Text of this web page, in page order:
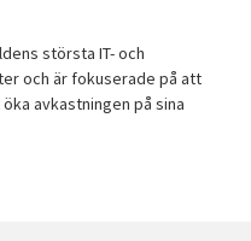
största IT- och
och är fokuserade på att
avkastningen på sina